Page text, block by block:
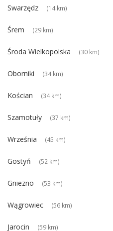
Swarzędz (14 km)
Śrem (29 km)
Środa Wielkopolska (30 km)
Oborniki (34 km)
Kościan (34 km)
Szamotuły (37 km)
Września (45 km)
Gostyń (52 km)
Gniezno (53 km)
Wągrowiec (56 km)
Jarocin (59 km)